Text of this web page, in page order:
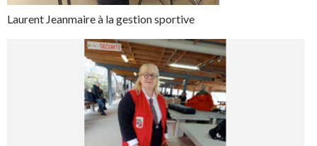
Laurent Jeanmaire à la gestion sportive